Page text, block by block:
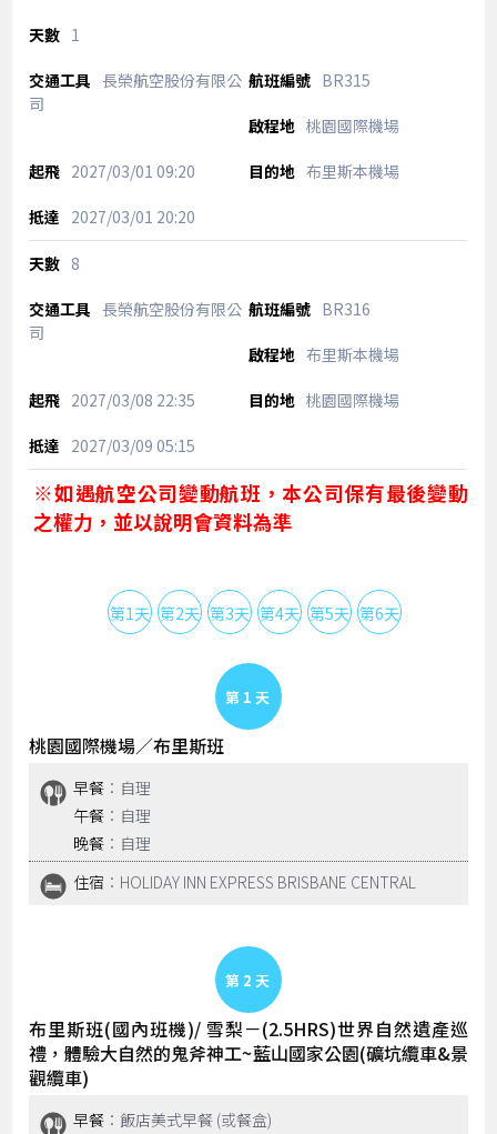
1
長榮航空股份有限公
司
BR315
桃園國際機場
2027/03/01 09:20 布里斯本機場
2027/03/01 20:20
8
長榮航空股份有限公
司
BR316
布里斯本機場
2027/03/08 22:35 桃園國際機場
2027/03/09 05:15
※如遇航空公司變動航班，本公司保有最後變動
之權力，並以說明會資料為準
第1天 第2天 第3天 第4天 第5天 第6天
Day 1
桃園國際機場／布里斯班
早餐 ：自理
午餐 ：自理
晚餐 ：自理
住宿 ：HOLIDAY INN EXPRESS BRISBANE CENTRAL
Day 2
布里斯班(國內班機)/ 雪梨－(2.5HRS)世界自然遺產巡
禮，體驗大自然的鬼斧神工~藍山國家公園(礦坑纜車&景
觀纜車)
早餐 ：飯店美式早餐 (或餐盒)